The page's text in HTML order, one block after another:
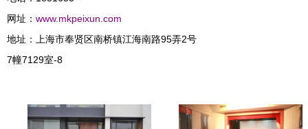
网址： www.mkpeixun.com
地址：上海市奉贤区南桥镇江海南路95弄2号
7幢7129室-8